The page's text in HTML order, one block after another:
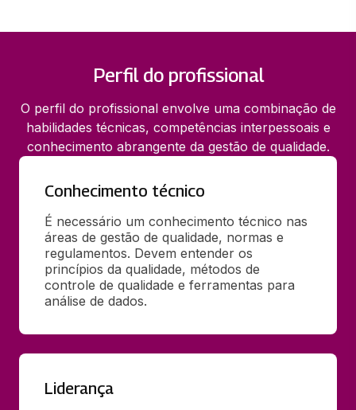
Perfil do profissional
O perfil do profissional envolve uma combinação de
habilidades técnicas, competências interpessoais e
conhecimento abrangente da gestão de qualidade.
Conhecimento técnico
É necessário um conhecimento técnico nas
áreas de gestão de qualidade, normas e
regulamentos. Devem entender os
princípios da qualidade, métodos de
controle de qualidade e ferramentas para
análise de dados.
Liderança